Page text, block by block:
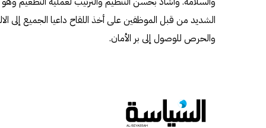
الشديد من قبل الموظفين على أخذ اللقاح داعيا الجميع إلى
والحرص للوصول إلى بر الأمان.